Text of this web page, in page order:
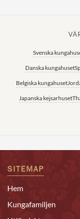
Svenska
Danska kungahuset
Belgiska kungahuset
Japanska kejsarhuset
SITEMAP
Hem
Kungafamiljen